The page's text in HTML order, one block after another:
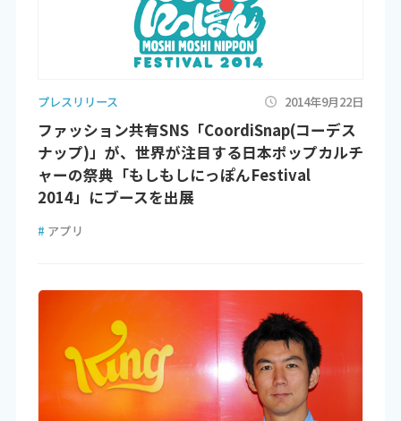
プレスリリース 2014年9月22日
ファッション共有SNS「CoordiSnap(コーデス
ナップ)」が、世界が注目する日本ポップカルチ
ャーの祭典「もしもしにっぽんFestival
2014」にブースを出展
# アプリ